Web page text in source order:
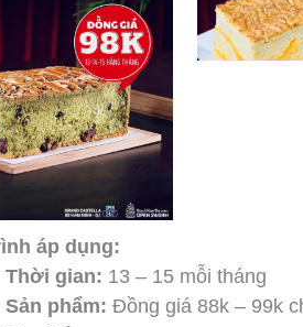
áp dụng:
Thời gian: 13 – 15 mỗi tháng
Sản phẩm: Đồng giá 88k – 99k